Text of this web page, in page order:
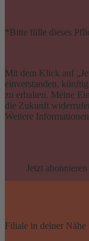
*Bitte fülle dieses
Mit dem Klick auf
einverstanden,
zu erhalten. Meine
die Zukunft
Weitere
Jetzt abonnieren
Filiale in deiner